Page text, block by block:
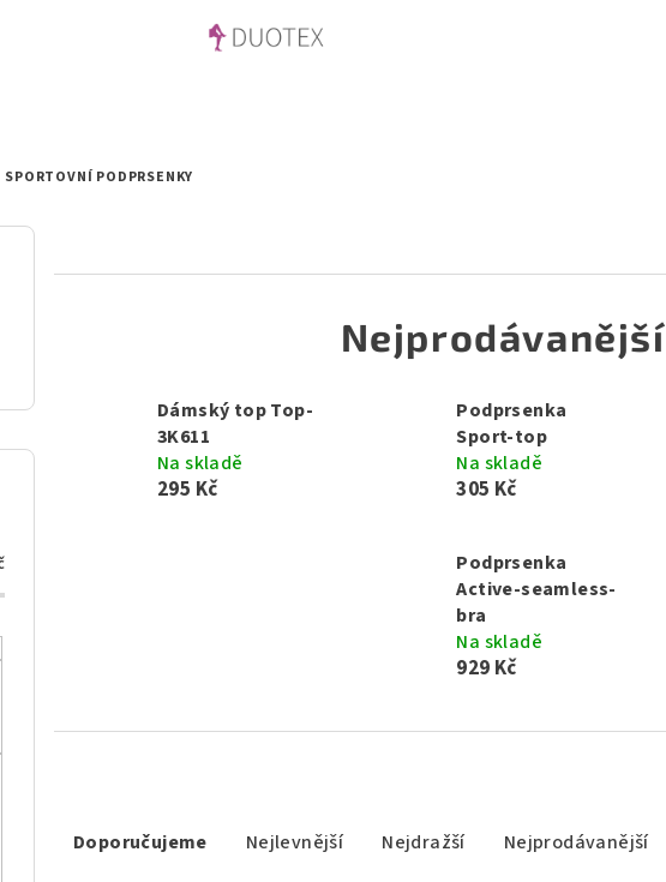
SPORTOVNÍ PODPRSENKY
Nejprodávanější
Dámský top Top-
3K611
Na skladě
295 Kč
Podprsenka
Sport-top
Na skladě
305 Kč
Podprsenka
Active-seamless-
bra
Na skladě
929 Kč
aDoporučujeme Nejlevnější Nejdražší Nejprodávanější